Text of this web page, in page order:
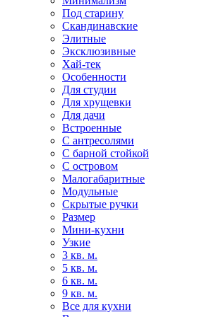
Под старину
Скандинавские
Элитные
Эксклюзивные
Хай-тек
Особенности
Для студии
Для хрущевки
Для дачи
Встроенные
С антресолями
С барной стойкой
С островом
Малогабаритные
Модульные
Скрытые ручки
Размер
Мини-кухни
Узкие
3 кв. м.
5 кв. м.
6 кв. м.
9 кв. м.
Все для кухни